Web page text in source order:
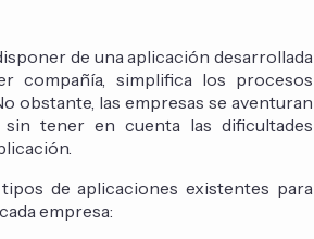
de una aplicación desarrollada
compañía, simplifica los procesos
obstante, las empresas se aventuran
tener en cuenta las dificultades
de aplicaciones existentes para
empresa: